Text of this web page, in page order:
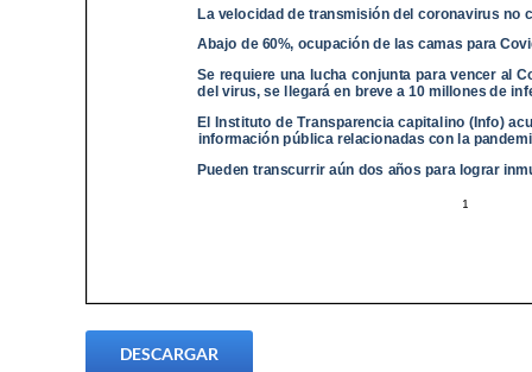
DESCARGAR